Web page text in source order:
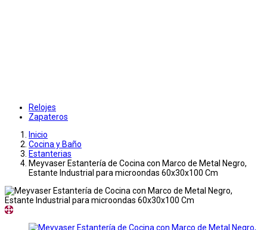
Relojes
Zapateros
Inicio
Cocina y Baño
Estanterias
Meyvaser Estantería de Cocina con Marco de Metal Negro,
Estante Industrial para microondas 60x30x100 Cm